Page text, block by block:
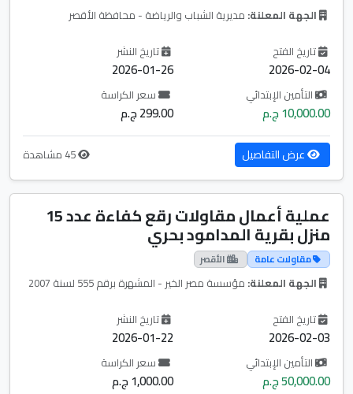
الجهة المعلنة: مديرية الشباب والرياضة - محافظة الأقصر
تاريخ الفتح
2026-02-04
تاريخ النشر
2026-01-26
التأمين الإبتدائي
10,000.00 ج.م
سعر الكراسة
299.00 ج.م
عرض التفاصيل
عملية أعمال مقاولات رقع كفاءة عدد 15
منزل بقرية المدامود بحري
مقاولات عامة الأقصر
الجهة المعلنة: مؤسسة مصر الخير - المشهرة برقم 555 لسنة 2007
تاريخ الفتح
2026-02-03
تاريخ النشر
2026-01-22
التأمين الإبتدائي
50,000.00 ج.م
سعر الكراسة
1,000.00 ج.م